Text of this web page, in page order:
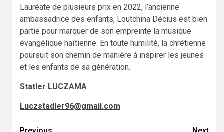
Lauréate de plusieurs prix en 2022, l’ancienne
ambassadrice des enfants, Loutchina Décius est bien
partie pour marquer de son empreinte la musique
évangélique haïtienne. En toute humilité, la chrétienne
poursuit son chemin de manière à inspirer les jeunes
et les enfants de sa génération.
Statler LUCZAMA
Luczstadler96@gmail.com